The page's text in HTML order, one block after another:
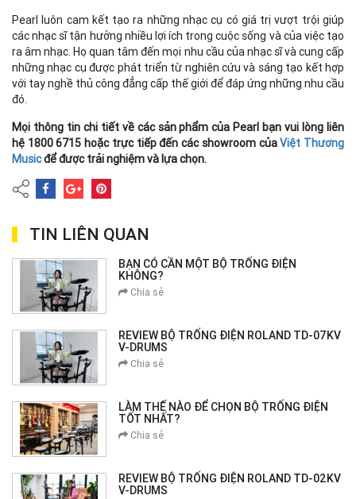
Pearl luôn cam kết tạo ra những nhạc cụ có giá trị vượt trội giúp
các nhạc sĩ tận hưởng nhiều lợi ích trong cuộc sống và của việc tạo
ra âm nhạc. Họ quan tâm đến mọi nhu cầu của nhạc sĩ và cung cấp
những nhạc cụ được phát triển từ nghiên cứu và sáng tạo kết hợp
với tay nghề thủ công đẳng cấp thế giới để đáp ứng những nhu cầu
đó.
Mọi thông tin chi tiết về các sản phẩm của Pearl bạn vui lòng liên
hệ 1800 6715 hoặc trực tiếp đến các showroom củaViệt Thương
Musicđể được trải nghiệm và lựa chọn.
TIN LIÊN QUAN
BẠN CÓ CẦN MỘT BỘ TRỐNG ĐIỆN
KHÔNG?
Chia sẻ
REVIEW BỘ TRỐNG ĐIỆN ROLAND TD-07KV
V-DRUMS
Chia sẻ
LÀM THẾ NÀO ĐỂ CHỌN BỘ TRỐNG ĐIỆN
TỐT NHẤT?
Chia sẻ
REVIEW BỘ TRỐNG ĐIỆN ROLAND TD-02KV
V-DRUMS